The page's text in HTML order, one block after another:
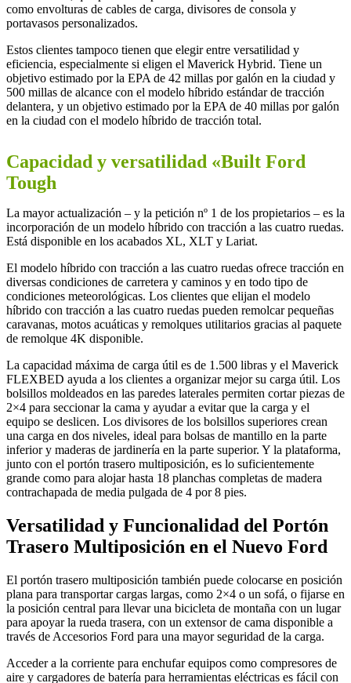
como envolturas de cables de carga, divisores de consola y
portavasos personalizados.
Estos clientes tampoco tienen que elegir entre versatilidad y
eficiencia, especialmente si eligen el Maverick Hybrid. Tiene un
objetivo estimado por la EPA de 42 millas por galón en la ciudad y
500 millas de alcance con el modelo híbrido estándar de tracción
delantera, y un objetivo estimado por la EPA de 40 millas por galón
en la ciudad con el modelo híbrido de tracción total.
Capacidad y versatilidad «Built Ford
Tough
La mayor actualización – y la petición nº 1 de los propietarios – es la
incorporación de un modelo híbrido con tracción a las cuatro ruedas.
Está disponible en los acabados XL, XLT y Lariat.
El modelo híbrido con tracción a las cuatro ruedas ofrece tracción en
diversas condiciones de carretera y caminos y en todo tipo de
condiciones meteorológicas. Los clientes que elijan el modelo
híbrido con tracción a las cuatro ruedas pueden remolcar pequeñas
caravanas, motos acuáticas y remolques utilitarios gracias al paquete
de remolque 4K disponible.
La capacidad máxima de carga útil es de 1.500 libras y el Maverick
FLEXBED ayuda a los clientes a organizar mejor su carga útil. Los
bolsillos moldeados en las paredes laterales permiten cortar piezas de
2×4 para seccionar la cama y ayudar a evitar que la carga y el
equipo se deslicen. Los divisores de los bolsillos superiores crean
una carga en dos niveles, ideal para bolsas de mantillo en la parte
inferior y maderas de jardinería en la parte superior. Y la plataforma,
junto con el portón trasero multiposición, es lo suficientemente
grande como para alojar hasta 18 planchas completas de madera
contrachapada de media pulgada de 4 por 8 pies.
Versatilidad y Funcionalidad del Portón
Trasero Multiposición en el Nuevo Ford
El portón trasero multiposición también puede colocarse en posición
plana para transportar cargas largas, como 2×4 o un sofá, o fijarse en
la posición central para llevar una bicicleta de montaña con un lugar
para apoyar la rueda trasera, con un extensor de cama disponible a
través de Accesorios Ford para una mayor seguridad de la carga.
Acceder a la corriente para enchufar equipos como compresores de
aire y cargadores de batería para herramientas eléctricas es fácil con